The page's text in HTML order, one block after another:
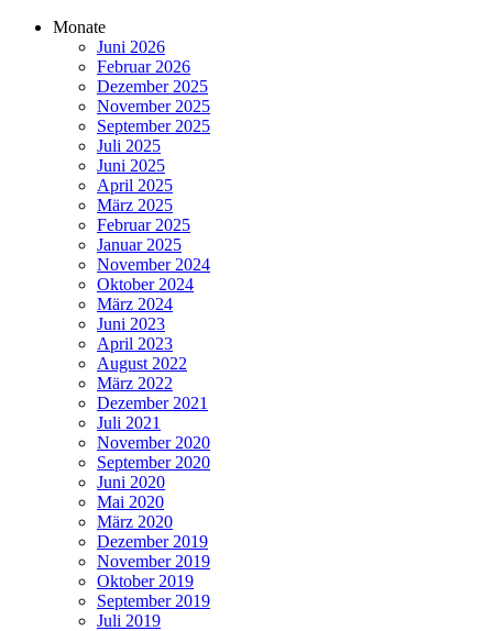
Monate
Juni 2026
Februar 2026
Dezember 2025
November 2025
September 2025
Juli 2025
Juni 2025
April 2025
März 2025
Februar 2025
Januar 2025
November 2024
Oktober 2024
März 2024
Juni 2023
April 2023
August 2022
März 2022
Dezember 2021
Juli 2021
November 2020
September 2020
Juni 2020
Mai 2020
März 2020
Dezember 2019
November 2019
Oktober 2019
September 2019
Juli 2019